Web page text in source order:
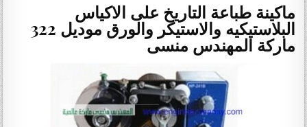
ماكينة طباعة التاريخ على الاكياس
البلاستيكيه والاستيكر والورق موديل 322
ماركة المهندس منسى